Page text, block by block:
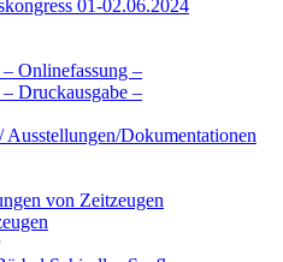
01-02.06.2024
Onlinefassung –
Druckausgabe –
Ausstellungen/Dokumentationen
von Zeitzeugen